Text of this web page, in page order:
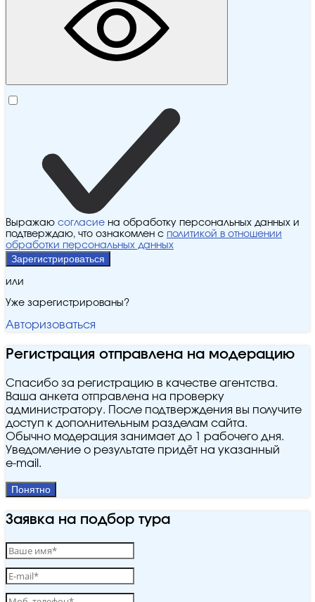
Выражаю согласие на обработку персональных данных и
подтверждаю, что ознакомлен с политикой в отношении
обработки персональных данных
Зарегистрироваться
или
Уже зарегистрированы?
Авторизоваться
Регистрация отправлена на модерацию
Спасибо за регистрацию в качестве агентства.
Ваша анкета отправлена на проверку
администратору. После подтверждения вы получите
доступ к дополнительным разделам сайта.
Обычно модерация занимает до 1 рабочего дня.
Уведомление о результате придёт на указанный
e‑mail.
Понятно
Заявка на подбор тура